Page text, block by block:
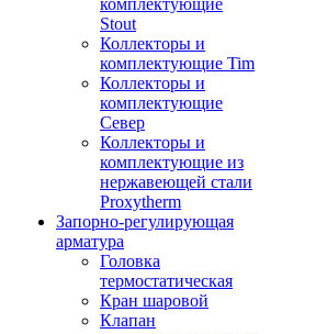
комплектующие
Stout
Коллекторы и
комплектующие Tim
Коллекторы и
комплектующие
Север
Коллекторы и
комплектующие из
нержавеющей стали
Proxytherm
Запорно-регулирующая
арматура
Головка
термостатическая
Кран шаровой
Клапан